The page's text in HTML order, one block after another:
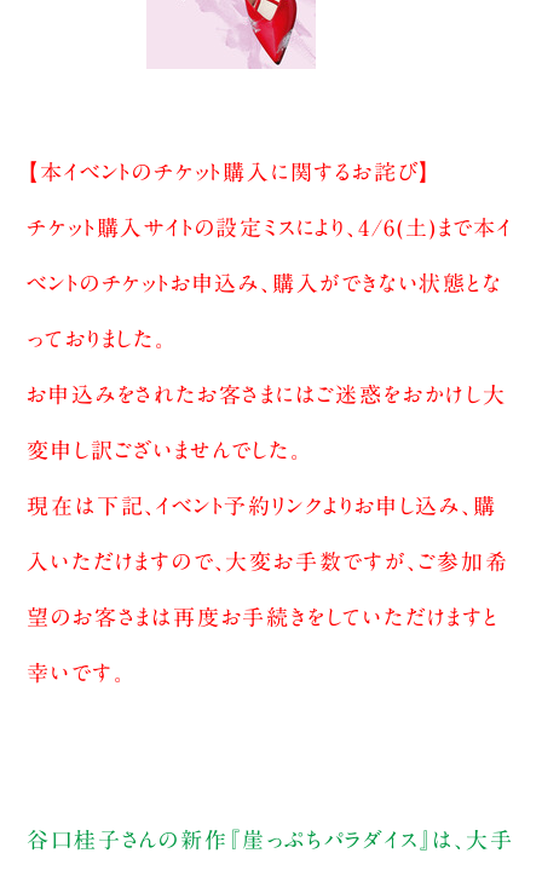
【本イベントのチケット購入に関するお詫び】
チケット購入サイトの設定ミスにより、4/6(土)まで本イ
ベントのチケットお申込み、購入ができない状態とな
っておりました。
お申込みをされたお客さまにはご迷惑をおかけし大
変申し訳ございませんでした。
現在は下記、イベント予約リンクよりお申し込み、購
入いただけますので、大変お手数ですが、ご参加希
望のお客さまは再度お手続きをしていただけますと
幸いです。
谷口桂子さんの新作『崖っぷちパラダイス』は、大手